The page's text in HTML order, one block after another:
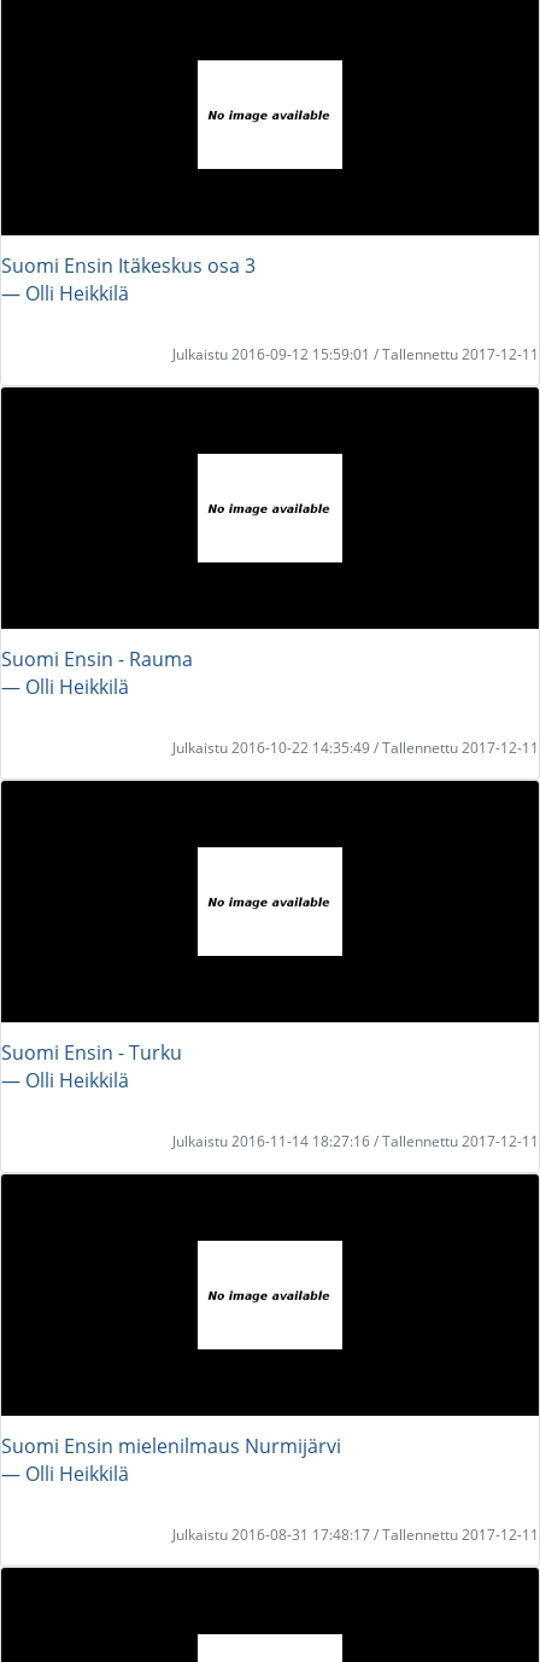
Suomi Ensin Itäkeskus osa 3
― Olli Heikkilä
Julkaistu 2016-09-12 15:59:01 / Tallennettu 2017-12-11
Suomi Ensin - Rauma
― Olli Heikkilä
Julkaistu 2016-10-22 14:35:49 / Tallennettu 2017-12-11
Suomi Ensin - Turku
― Olli Heikkilä
Julkaistu 2016-11-14 18:27:16 / Tallennettu 2017-12-11
Suomi Ensin mielenilmaus Nurmijärvi
― Olli Heikkilä
Julkaistu 2016-08-31 17:48:17 / Tallennettu 2017-12-11